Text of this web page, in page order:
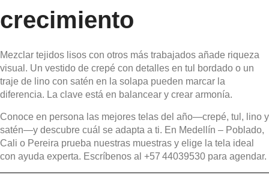
crecimiento
Mezclar tejidos lisos con otros más trabajados añade riqueza
visual. Un vestido de crepé con detalles en tul bordado o un
traje de lino con satén en la solapa pueden marcar la
diferencia. La clave está en balancear y crear armonía.
Conoce en persona las mejores telas del año—crepé, tul, lino y
satén—y descubre cuál se adapta a ti. En Medellín – Poblado,
Cali o Pereira prueba nuestras muestras y elige la tela ideal
con ayuda experta. Escríbenos al +57 44039530 para agendar.